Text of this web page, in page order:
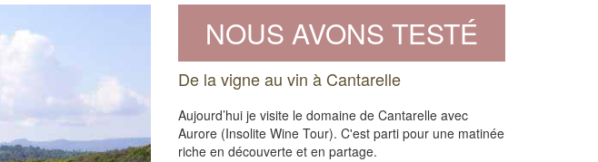
NOUS AVONS TESTÉ
De la vigne au vin à Cantarelle
Aujourd’hui je visite le domaine de Cantarelle avec
Aurore (Insolite Wine Tour). C'est parti pour une matinée
riche en découverte et en partage.